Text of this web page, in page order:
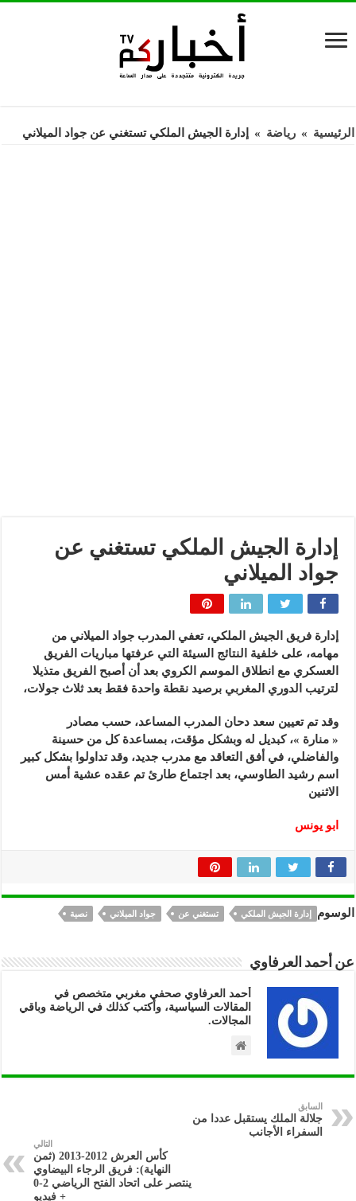
الرئيسية » رياضة » إدارة الجيش الملكي تستغني عن جواد الميلاني
إدارة الجيش الملكي تستغني عن
جواد الميلاني
إدارة فريق الجيش الملكي، تعفي المدرب جواد الميلاني من
مهامه، على خلفية النتائج السيئة التي عرفتها مباريات الفريق
العسكري مع انطلاق الموسم الكروي بعد أن أصبح الفريق متذيلا
لترتيب الدوري المغربي برصيد نقطة واحدة فقط بعد ثلاث جولات،
وقد تم تعيين سعد دحان المدرب المساعد، حسب مصادر
« منارة »، كبديل له وبشكل مؤقت، بمساعدة كل من حسينة
والفاضلي، في أفق التعاقد مع مدرب جديد، وقد تداولوا بشكل كبير
اسم رشيد الطاوسي، بعد اجتماع طارئ تم عقده عشية أمس
الاثنين
ابو يونس
الوسوم إدارة الجيش الملكي تستغني عن جواد الميلاني نصية
عن أحمد العرفاوي
أحمد العرفاوي صحفي مغربي متخصص في
المقالات السياسية، وأكتب كذلك في الرياضة وباقي
المجالات.
السابق
جلالة الملك يستقبل عددا من
السفراء الأجانب
التالي
كأس العرش 2012-2013 (ثمن
النهاية): فريق الرجاء البيضاوي
ينتصر على اتحاد الفتح الرياضي 2-0
+ فيديو